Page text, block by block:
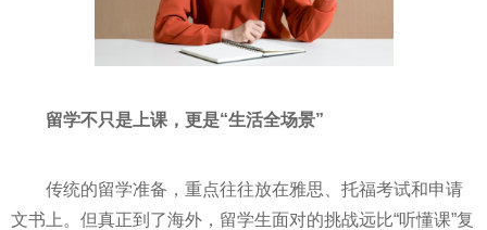
留学不只是上课，更是“生活全场景”
传统的留学准备，重点往往放在雅思、托福考试和申请
文书上。但真正到了海外，留学生面对的挑战远比“听懂课”复